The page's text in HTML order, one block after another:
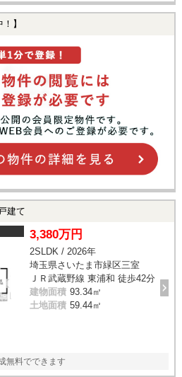
】
建て
3,380万円
2SLDK / 2026年
埼玉県さいたま市緑区三室
ＪＲ武蔵野線 東浦和 徒歩42分
建物面積 93.34㎡
土地面積 59.44㎡
無料でできます